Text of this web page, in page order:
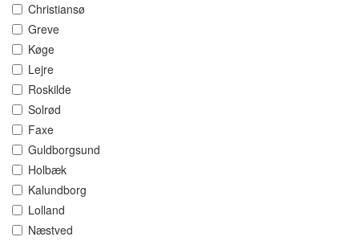
Christiansø
Greve
Køge
Lejre
Roskilde
Solrød
Faxe
Guldborgsund
Holbæk
Kalundborg
Lolland
Næstved